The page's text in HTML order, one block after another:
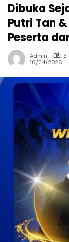
Dibuka
Putri Tan
Peserta
Admin
3
16/04/2026